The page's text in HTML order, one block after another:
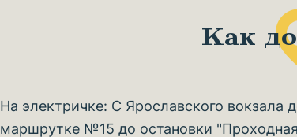
Как
На электричке: С Ярославского вокзала
маршрутке №15 до остановки